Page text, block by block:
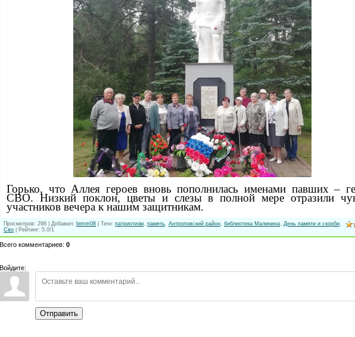
Горько, что Аллея героев вновь пополнилась именами павших –
СВО. Низкий поклон, цветы и слезы в полной мере отразили
участников вечера к нашим защитникам.
Просмотров: 298 Добавил: bimm08 Теги: патриотизм, память, Антроповский район, библиотека Малинина, День памяти и скорби,
Сво
Рейтинг: 5.0/1
Всего комментариев: 0
Войдите:
Отправить